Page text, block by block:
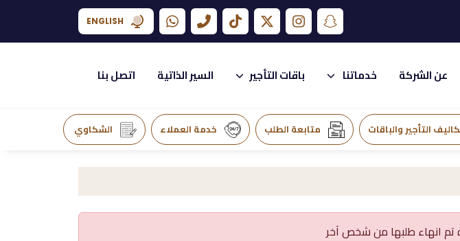
ENGLISH
عن الشركة خدماتنا باقات التأجير السير الذاتية اتصل بنا
التأجير والباقات متابعة الطلب خدمة العملاء الشكاوي
تم انهاء طلبها من شخص آخر